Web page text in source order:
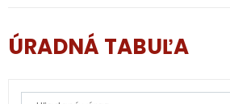
ÚRADNÁ TABUĽA